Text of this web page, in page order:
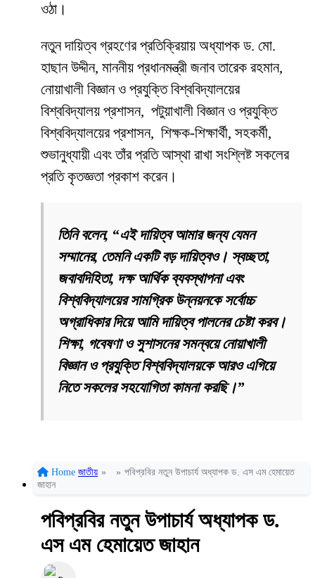
ওঠা।
নতুন দায়িত্ব গ্রহণের প্রতিক্রিয়ায় অধ্যাপক ড. মো.
হাছান উদ্দীন, মাননীয় প্রধানমন্ত্রী জনাব তারেক রহমান,
নোয়াখালী বিজ্ঞান ও প্রযুক্তি বিশ্ববিদ্যালয়ের
বিশ্ববিদ্যালয় প্রশাসন, পটুয়াখালী বিজ্ঞান ও প্রযুক্তি
বিশ্ববিদ্যালয়ের প্রশাসন, শিক্ষক-শিক্ষার্থী, সহকর্মী,
শুভানুধ্যায়ী এবং তাঁর প্রতি আস্থা রাখা সংশ্লিষ্ট সকলের
প্রতি কৃতজ্ঞতা প্রকাশ করেন।
তিনি বলেন, “এই দায়িত্ব আমার জন্য যেমন
সম্মানের, তেমনি একটি বড় দায়িত্বও। স্বচ্ছতা,
জবাবদিহিতা, দক্ষ আর্থিক ব্যবস্থাপনা এবং
বিশ্ববিদ্যালয়ের সামগ্রিক উন্নয়নকে সর্বোচ্চ
অগ্রাধিকার দিয়ে আমি দায়িত্ব পালনের চেষ্টা করব।
শিক্ষা, গবেষণা ও সুশাসনের সমন্বয়ে নোয়াখালী
বিজ্ঞান ও প্রযুক্তি বিশ্ববিদ্যালয়কে আরও এগিয়ে
নিতে সকলের সহযোগিতা কামনা করছি।”
Home জাতীয় » » পবিপ্রবির নতুন উপাচার্য অধ্যাপক ড. এস এম হেমায়েত
জাহান
পবিপ্রবির নতুন উপাচার্য অধ্যাপক ড.
এস এম হেমায়েত জাহান